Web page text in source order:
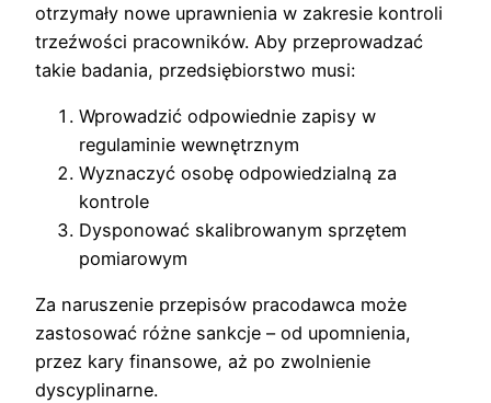
otrzymały nowe uprawnienia w zakresie kontroli
trzeźwości pracowników. Aby przeprowadzać
takie badania, przedsiębiorstwo musi:
Wprowadzić odpowiednie zapisy w
regulaminie wewnętrznym
Wyznaczyć osobę odpowiedzialną za
kontrole
Dysponować skalibrowanym sprzętem
pomiarowym
Za naruszenie przepisów pracodawca może
zastosować różne sankcje – od upomnienia,
przez kary finansowe, aż po zwolnienie
dyscyplinarne.